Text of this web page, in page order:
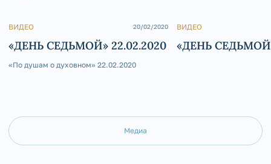
Медиа
ВИДЕО 20/02/2020
«ДЕНЬ СЕДЬМОЙ» 22.02.2020
«По душам о духовном» 22.02.2020
ВИДЕО
«ДЕНЬ